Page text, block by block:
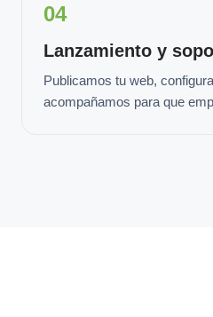
04
Lanzamiento y
Publicamos tu web,
acompañamos para que